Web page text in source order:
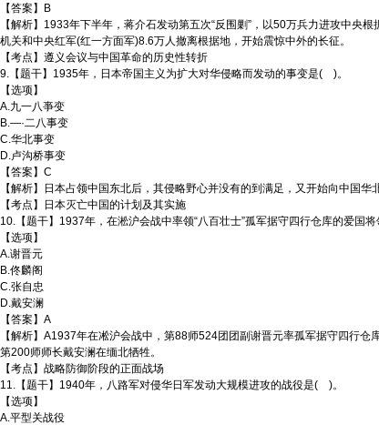
【答案】B
【解析】1933年下半年，蒋介石发动第五次“反围剿”，以50万兵力进攻中
机关和中央红军(红一方面军)8.6万人撤离根据地，开始震惊中外的长征。
【考点】遵义会议与中国革命的历史性转折
9.【题干】1935年，日本帝国主义为扩大对华侵略而发动的事变是( )。
【选项】
A.九一八亊变
B.—·二八事变
C.华北事变
D.卢沟桥事变
【答案】C
【解析】日本占领中国东北后，其侵略野心并没有的到满足，又开始向中国
【考点】日本灭亡中国的计划及其实施
10.【题干】1937年，在淞沪会战中率领“八百壮士”孤军据守四行仓库的爱国
【选项】
A.谢晋元
B.佟麟阁
C.张自忠
D.戴安澜
【答案】A
【解析】A1937年在凇沪会战中，第88师524团团副谢晋元率孤军据守四行
第200师师长戴安澜在缅北牺牲。
【考点】战略防御阶段的正面战场
11.【题干】1940年，八路军对侵华日军发动大规模进攻的战役是( )。
【选项】
A.平型关战役